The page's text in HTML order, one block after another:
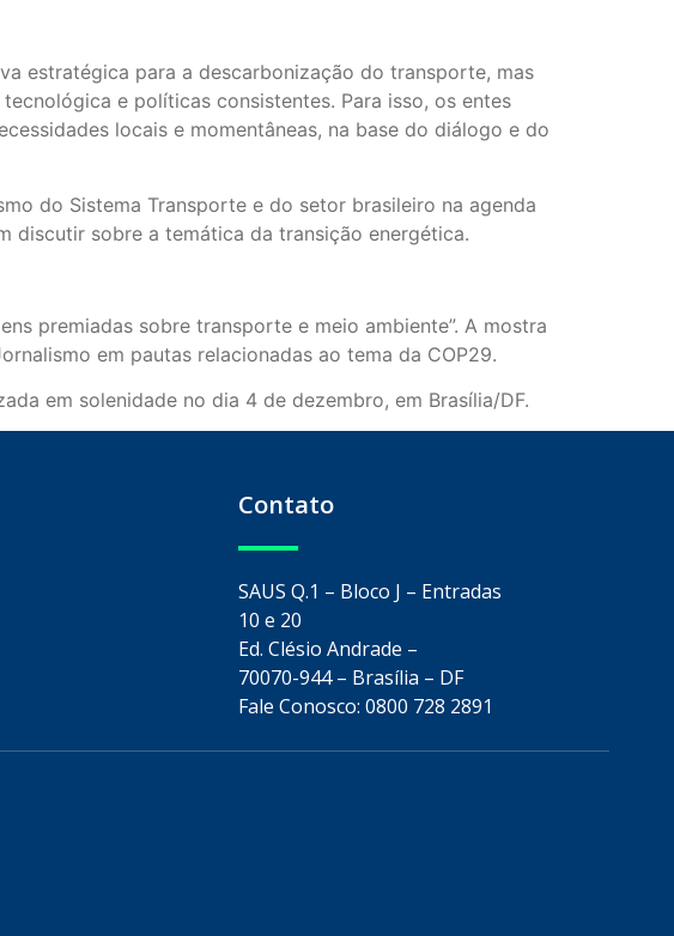
estratégica para a descarbonização do transporte, mas
e políticas consistentes. Para isso, os entes
locais e momentâneas, na base do diálogo e do
do Sistema Transporte e do setor brasileiro na agenda
discutir sobre a temática da transição energética.
premiadas sobre transporte e meio ambiente”. A mostra
em pautas relacionadas ao tema da COP29.
em solenidade no dia 4 de dezembro, em Brasília/DF.
Contato
SAUS Q.1 – Bloco J – Entradas
10 e 20
Ed. Clésio Andrade –
70070-944 – Brasília – DF
Fale Conosco: 0800 728 2891